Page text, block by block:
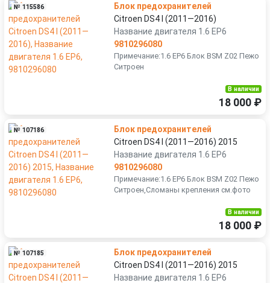
№ 115586
Блок предохранителей
Citroen DS4 I (2011—2016)
Название двигателя 1.6 EP6
9810296080
Примечание:1.6 EP6 Блок BSM Z02 Пежо
Ситроен
В наличии
18 000 ₽
№ 107186
Блок предохранителей
Citroen DS4 I (2011—2016) 2015
Название двигателя 1.6 EP6
9810296080
Примечание:1.6 EP6 Блок BSM Z02 Пежо
Ситроен,Сломаны крепления см.фото
В наличии
18 000 ₽
№ 107185
Блок предохранителей
Citroen DS4 I (2011—2016) 2015
Название двигателя 1.6 EP6